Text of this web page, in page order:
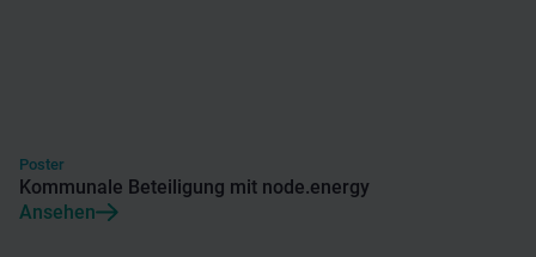
Poster
Kommunale Beteiligung mit node.energy
Ansehen